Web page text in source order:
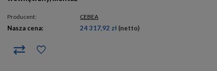
Producent: CEBEA
Nasza cena: 24 317,92 zł (netto)